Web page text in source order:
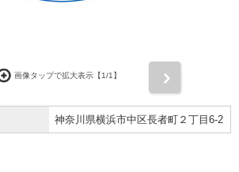
画像タップで拡大表示【1/1】
神奈川県横浜市中区長者町２丁目6-2